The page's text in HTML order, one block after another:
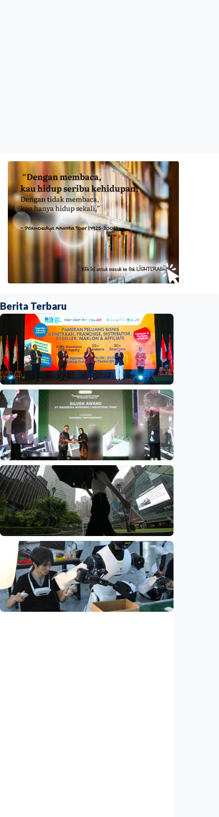
Berita Terbaru
Ekonomi
Mau buka usaha? 100+ ‘brand’ hadir di IBOS
EXPO 2026 Bekasi
Indonesia•09 Aug 2026
Ekonomi
Penjualan UMKM binaan naik 97 persen,
program CSR Kawasan Industri Morowali
Raih Penghargaan ISRA 2026
Indonesia•09 Aug 2026
Ekonomi
Biaya usaha naik, perusahaan Singapura
justru lirik Indonesia untuk perluas bisnis
Indonesia•07 Aug 2026